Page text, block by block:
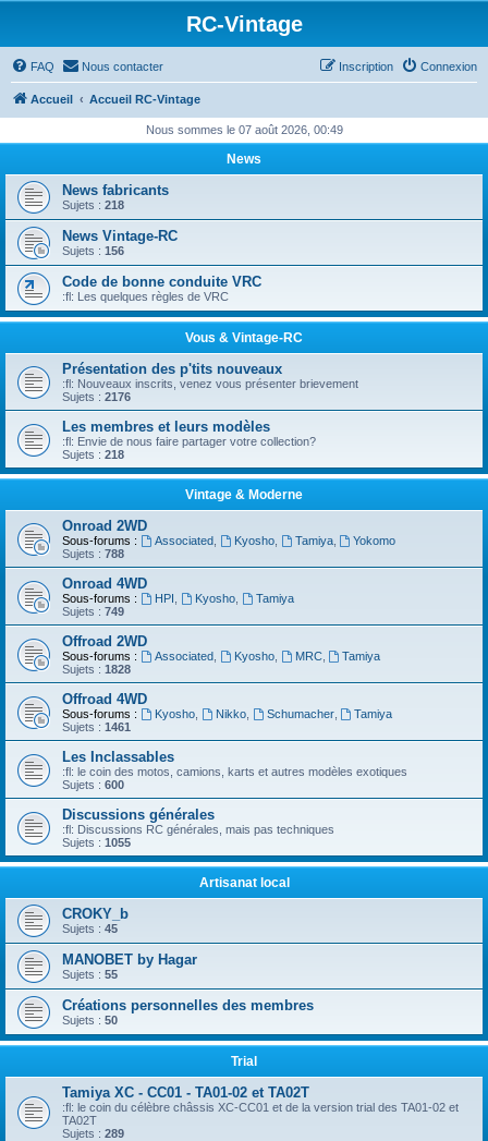
RC-Vintage
FAQ Nous contacter Connexion
Inscription
Accueil Accueil RC-Vintage
Nous sommes le 07 août 2026, 00:49
News
News fabricants
Sujets : 218
News Vintage-RC
Sujets : 156
Code de bonne conduite VRC
:fl: Les quelques règles de VRC
Vous & Vintage-RC
Présentation des p'tits nouveaux
:fl: Nouveaux inscrits, venez vous présenter brievement
Sujets : 2176
Les membres et leurs modèles
:fl: Envie de nous faire partager votre collection?
Sujets : 218
Vintage & Moderne
Onroad 2WD
Sous-forums : Associated, Kyosho, Tamiya,
Yokomo
Sujets : 788
Onroad 4WD
Sous-forums : HPI Kyosho,
Tamiya
Sujets : 749
Offroad 2WD
Sous-forums : Associated, Kyosho, MRC,
Tamiya
Sujets : 1828
Offroad 4WD
Sous-forums : Kyosho, Nikko, Schumacher,
Tamiya
Sujets : 1461
Les Inclassables
:fl: le coin des motos, camions, karts et autres modèles exotiques
Sujets : 600
Discussions générales
:fl: Discussions RC générales, mais pas techniques
Sujets : 1055
Artisanat local
CROKY_b
Sujets : 45
MANOBET by Hagar
Sujets : 55
Créations personnelles des membres
Sujets : 50
Trial
Tamiya XC - CC01 - TA01-02 et TA02T
:fl: le coin du célèbre châssis XC-CC01 et de la version trial des TA01-02 et
TA02T
Sujets : 289